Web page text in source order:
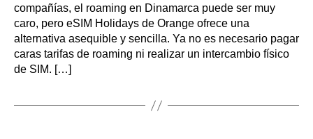
compañías, el roaming en Dinamarca puede ser muy
caro, pero eSIM Holidays de Orange ofrece una
alternativa asequible y sencilla. Ya no es necesario pagar
caras tarifas de roaming ni realizar un intercambio físico
de SIM. […]